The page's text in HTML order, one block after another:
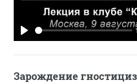
PLAY
Зарождение